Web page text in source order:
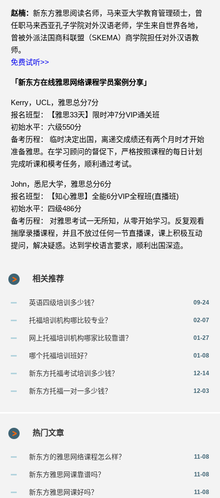
赵楠：新东方雅思阅读名师，马来亚大学教育管理硕士，曾
任职马来西亚孔子学院对外汉语老师，学生来自世界各地，
曾被外派法国商科联盟（SKEMA）商学院担任对外汉语教
师。
免费试听>>
「新东方在线雅思网络课程学员案例分享」
Kerry，UCL，雅思总分7分
报名班型：【雅思33天】限时冲7分VIP通关班
初始水平：六级550分
备考历程： 临时决定出国，离递交成绩还有两个月时才开始
准备雅思。在学习顾问的督促下，严格按照课程的每日计划
完成听课和模考任务，顺利通过考试。
John，悉尼大学，雅思总分6分
报名班型：【知心雅思】全能6分VIP全程班(直播班)
初始水平：四级486分
备考历程： 对雅思考试一无所知，从零开始学习。反复观看
揣摩录播课程，并且不放过任何一节直播课，课上积极互动
提问，解决疑惑。达到学校语言要求，顺利出国深造。
相关推荐
英语四级培训多少钱？ 09-24
托福培训机构哪比较专业？ 02-07
网上托福培训机构哪家比较靠谱？ 01-27
哪个托福培训班好？ 01-08
新东方托福考试培训多少钱？ 12-14
新东方托福一对一多少钱？ 12-03
热门文章
新东方的雅思网络课程怎么样？ 11-08
新东方雅思网课靠谱吗？ 11-08
新东方雅思网课好吗？ 11-08